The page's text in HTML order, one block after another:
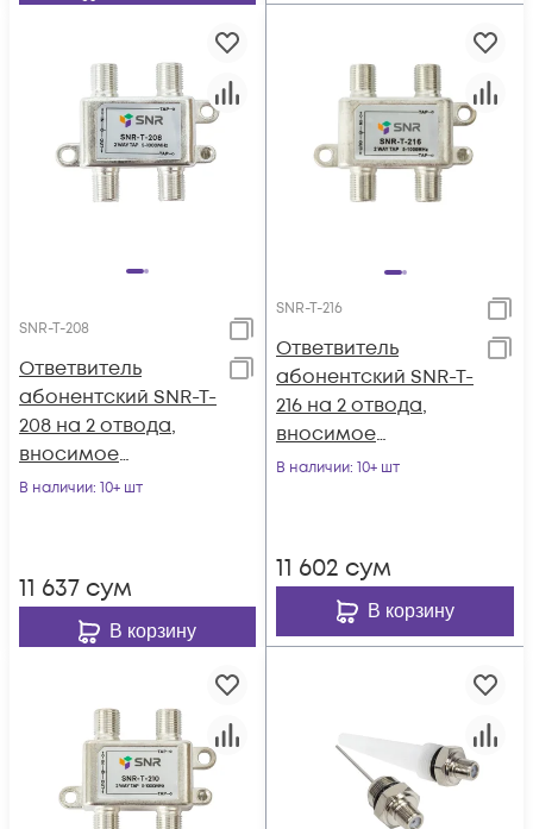
SNR-T-208
Ответвитель
абонентский SNR-T-
208 на 2 отвода,
вносимое
затухание IN-TAP
В наличии: 10+ шт
11 637 сум
В корзину
SNR-T-216
Ответвитель
абонентский SNR-T-
216 на 2 отвода,
вносимое
затухание IN-TAP
В наличии: 10+ шт
11 602 сум
В корзину